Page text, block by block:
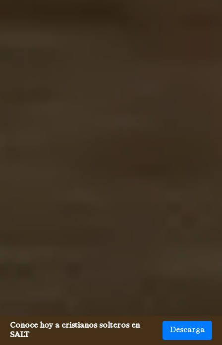
Conoce hoy a cristianos solteros en
SALT
Descarga